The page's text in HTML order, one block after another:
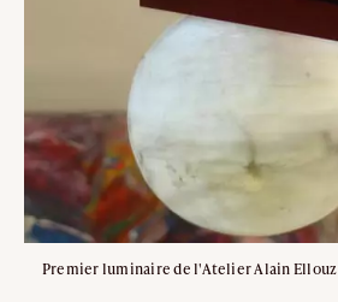
Premier luminaire de l'Atelier Alain Ellouz